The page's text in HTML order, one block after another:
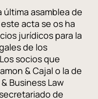
última asamblea de
acta se os ha
jurídicos para la
de los
socios que
& Cajal o la de
Business Law
de